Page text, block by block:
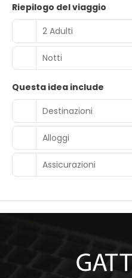
Riepilogo del viaggio
2 Adulti
Notti
Questa idea include
Destinazioni
Alloggi
Assicurazioni